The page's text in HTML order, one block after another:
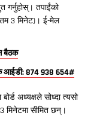
गर्नुहोस्। तपाईंको
3 मिनेट)। ई-मेल
बैठक
आईडी: 874 938 654#
अध्यक्षले सोध्दा त्यसो
मिनेटमा सीमित छन्।